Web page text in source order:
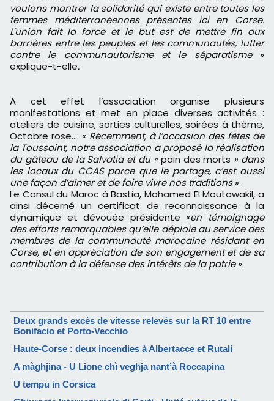
voulons montrer la solidarité qui existe entre toutes les
femmes méditerranéennes présentes ici en Corse.
L'union fait la force et le but est de mettre fin aux
barrières entre les peuples et les communautés, lutter
contre le communautarisme et le séparatisme »
explique-t-elle.
A cet effet l’association organise plusieurs
manifestations et met en place diverses activités :
ateliers de cuisine, sorties culturelles, soirées à thème,
Octobre rose…. « Récemment, à l’occasion des fêtes de
la Toussaint, notre association a proposé la réalisation
du gâteau de la Salvatia et du «pain des morts » dans
les locaux du CCAS parce que le partage, c’est aussi
une façon d’aimer et de faire vivre nos traditions».
Le Consul du Maroc à Bastia, Mohamed El Moutawakil, a
ainsi décerné un certificat de reconnaissance à la
dynamique et dévouée présidente «en témoignage
des efforts remarquables qu’elle déploie au service des
membres de la communauté marocaine résidant en
Corse, et en appréciation de son engagement et de sa
contribution à la défense des intérêts de la patrie».
Deux grands excès de vitesse relevés sur la RT 10 entre
Bonifacio et Porto-Vecchio
Haute-Corse : deux incendies à Albertacce et Rutali
A màghjina - U Lione chì veghja nant’à Roccapina
U tempu in Corsica